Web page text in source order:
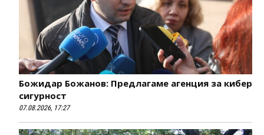
Божидар Божанов: Предлагаме агенция за кибер
сигурност
07.08.2026, 17:27